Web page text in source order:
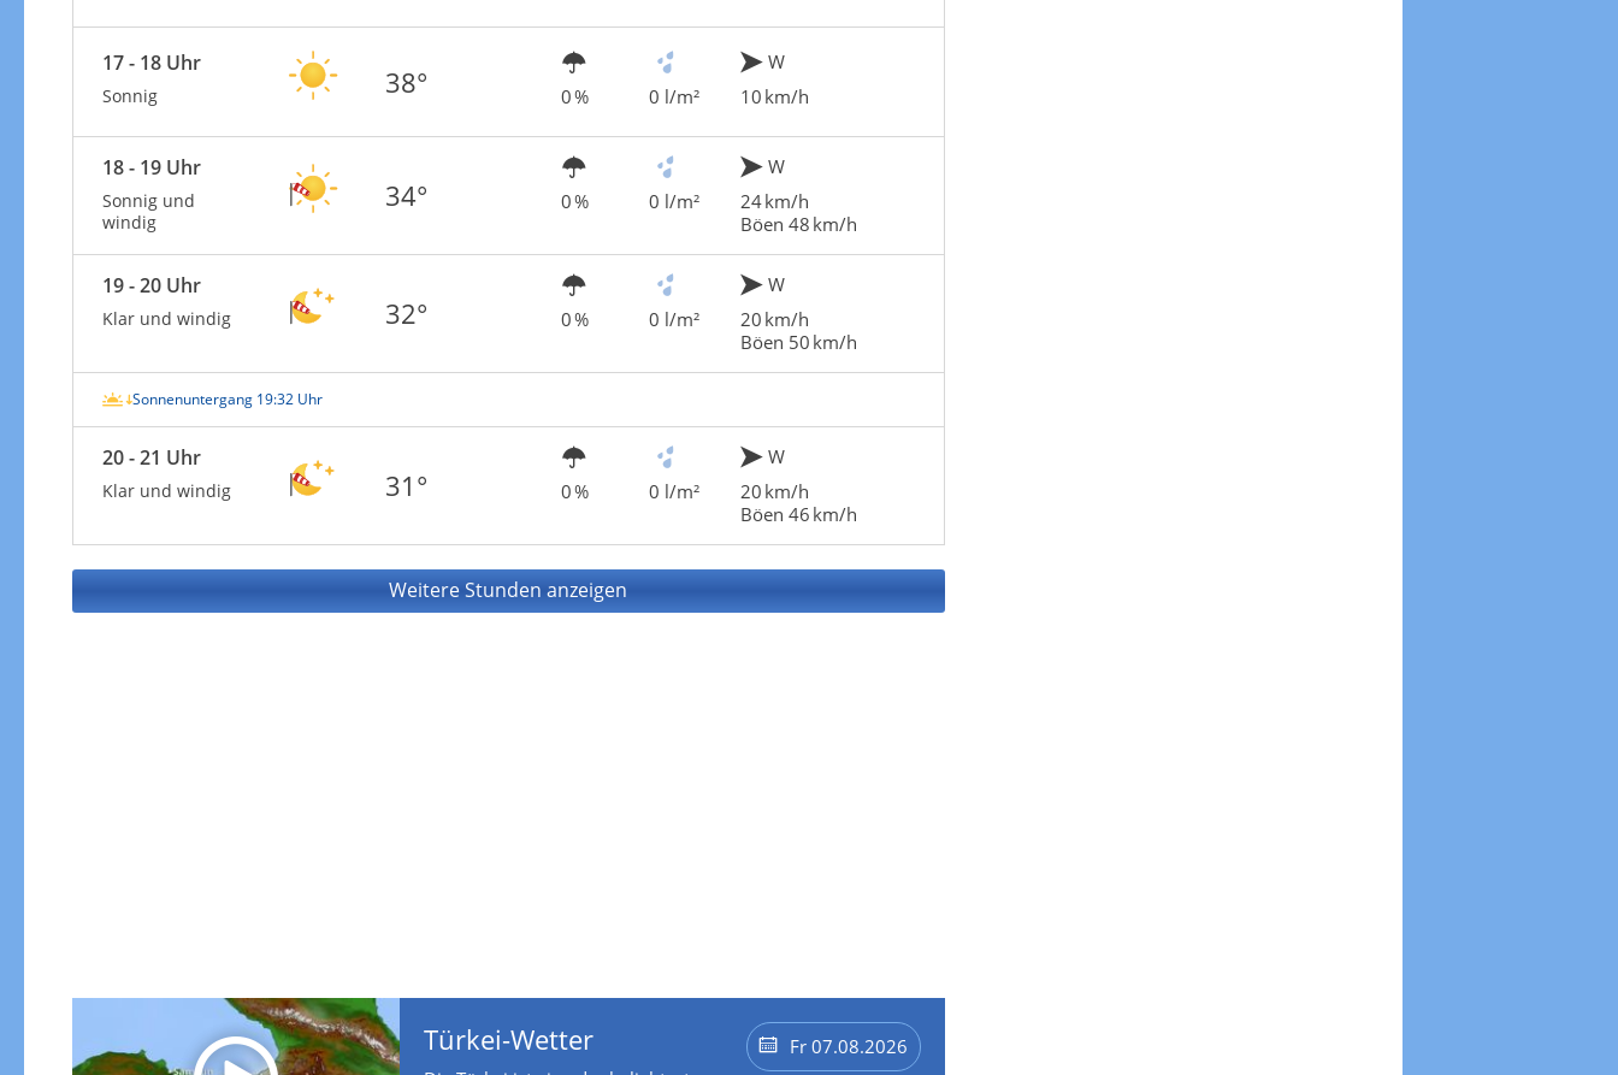
17 - 18 Uhr
Sonnig 38° 0 % 0 l/m²
W
10 km/h
18 - 19 Uhr
Sonnig und
windig
34° 0 % 0 l/m²
W
24 km/h
Böen 48 km/h
19 - 20 Uhr
Klar und windig 32° 0 % 0 l/m²
W
20 km/h
Böen 50 km/h
Sonnenuntergang 19:32 Uhr
20 - 21 Uhr
Klar und windig 31° 0 % 0 l/m²
W
20 km/h
Böen 46 km/h
Weitere Stunden anzeigen
Fr 07.08.2026
Türkei-Wetter